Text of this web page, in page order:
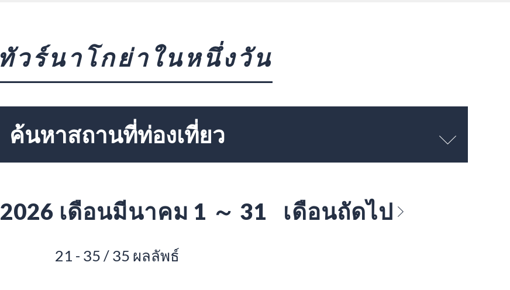
ทัวร์นาโกย่าในหนึ่งวัน
ค้นหาสถานที่ท่องเที่ยว
2026 เดือนมีนาคม 1 ～ 31 เดือนถัดไป
21 - 35 / 35 ผลลัพธ์